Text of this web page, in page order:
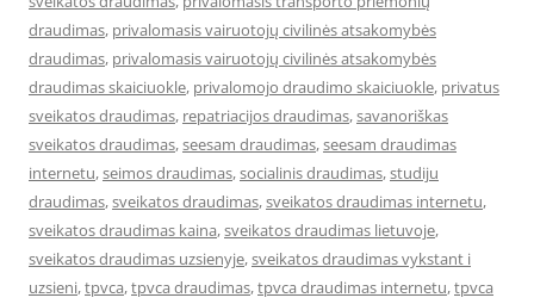
draudimas, privalomasis vairuotojų civilinės atsakomybės
draudimas, privalomasis vairuotojų civilinės atsakomybės
draudimas skaiciuokle, privalomojo draudimo skaiciuokle, privatus
sveikatos draudimas, repatriacijos draudimas,savanoriškas
sveikatos draudimas,seesam draudimas,seesam draudimas
internetu,seimos draudimas,socialinis draudimas,studiju
draudimas,sveikatos draudimas,sveikatos draudimas internetu,
sveikatos draudimas kaina,sveikatos draudimas lietuvoje,
sveikatos draudimas uzsienyje,sveikatos draudimas vykstant i
uzsieni,tpvca,tpvca draudimas,tpvca draudimas internetu,tpvca